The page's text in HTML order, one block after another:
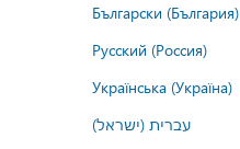
Български (България)
Русский (Россия)
Українська (Україна)
עברית (ישראל)